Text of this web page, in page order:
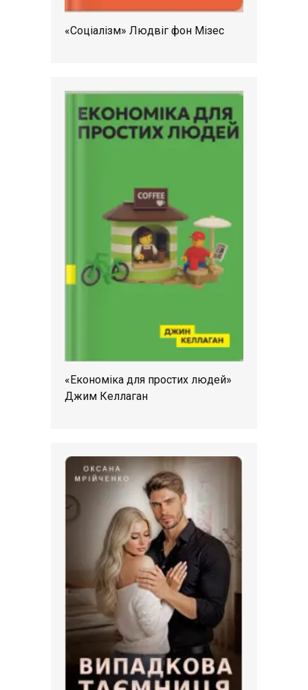
«Соціалізм» Людвіг фон Мізес
«Економіка для простих людей»
Джим Келлаган